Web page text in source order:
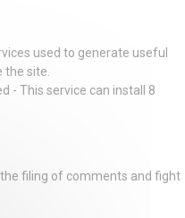
used to generate useful
site.
- This service can install 8
filing of comments and fight